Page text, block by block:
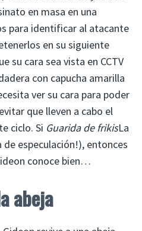
en masa en una
para identificar al atacante
en su siguiente
su cara sea vista en CCTV
con capucha amarilla
ver su cara para poder
que lleven a cabo el
ciclo. Si Guarida de frikisLa
especulación!), entonces
conoce bien…
abeja